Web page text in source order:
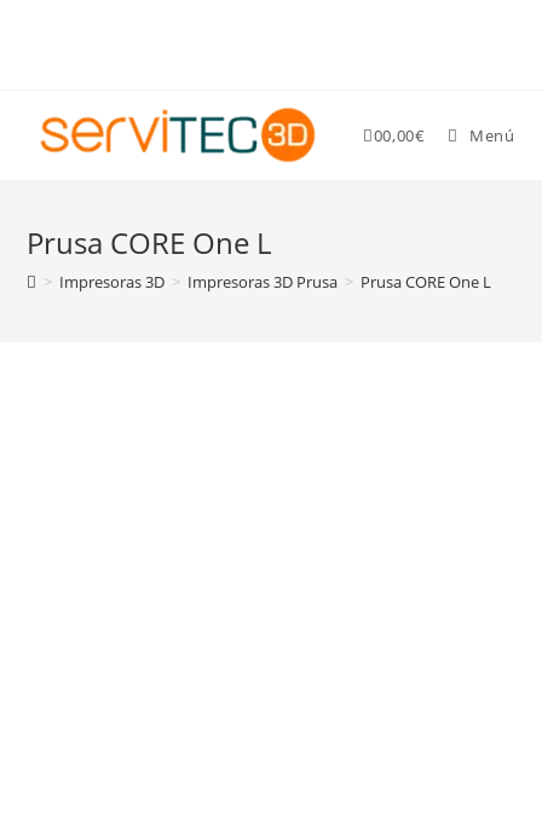
00,00€ Menú
Prusa CORE One L
> Impresoras 3D > Impresoras 3D Prusa > Prusa CORE One L